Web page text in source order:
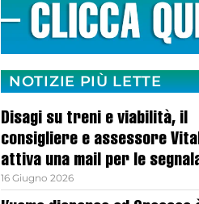
NOTIZIE PIÙ LETTE
Disagi su treni e viabilità, il
consigliere e assessore
attiva una mail per le
16 Giugno 2026